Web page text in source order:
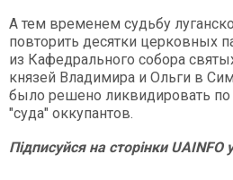
А тем временем судьбу
повторить десятки церковных
из Кафедрального собора
князей Владимира и Ольги в
было решено ликвидировать
"суда" оккупантов.
Підписуйся на сторінки UAINFO